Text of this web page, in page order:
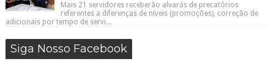
Mais 21 servidores receberão alvarás de precatórios
referentes a diferenças de níveis (promoções), correção de
adicionais por tempo de servi...
Siga Nosso Facebook